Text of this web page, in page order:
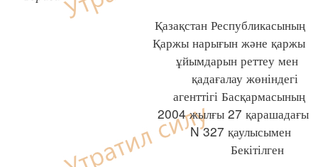
Қазақстан Республикасының
Қаржы нарығын және қаржы
ұйымдарын реттеу мен
қадағалау жөніндегі
агенттігі Басқармасының
2004 жылғы 27 қарашадағы
N 327 қаулысымен
Бекітілген